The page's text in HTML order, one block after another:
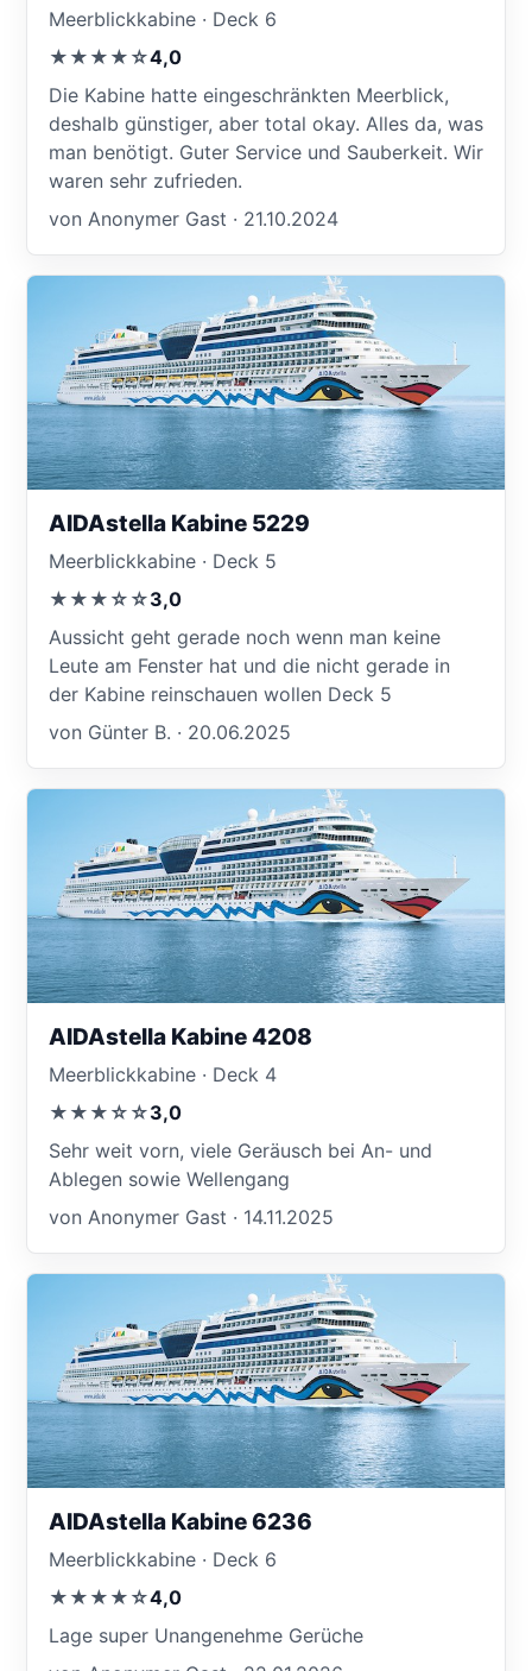
Meerblickkabine · Deck 6
★★★★☆4,0
Die Kabine hatte eingeschränkten Meerblick,
deshalb günstiger, aber total okay. Alles da, was
man benötigt. Guter Service und Sauberkeit. Wir
waren sehr zufrieden.
von Anonymer Gast · 21.10.2024
AIDAstella Kabine 5229
Meerblickkabine · Deck 5
★★★☆☆3,0
Aussicht geht gerade noch wenn man keine
Leute am Fenster hat und die nicht gerade in
der Kabine reinschauen wollen Deck 5
von Günter B. · 20.06.2025
AIDAstella Kabine 4208
Meerblickkabine · Deck 4
★★★☆☆3,0
Sehr weit vorn, viele Geräusch bei An- und
Ablegen sowie Wellengang
von Anonymer Gast · 14.11.2025
AIDAstella Kabine 6236
Meerblickkabine · Deck 6
★★★★☆4,0
Lage super Unangenehme Gerüche